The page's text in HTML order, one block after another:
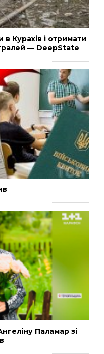
Курахів і отримати
— DeepState
Паламар зі